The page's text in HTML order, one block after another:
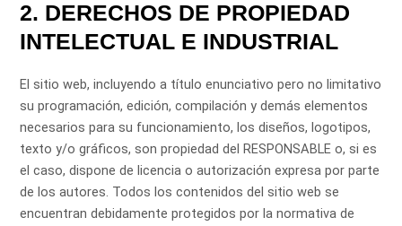
2. DERECHOS DE PROPIEDAD
INTELECTUAL E INDUSTRIAL
El sitio web, incluyendo a título enunciativo pero no limitativo
su programación, edición, compilación y demás elementos
necesarios para su funcionamiento, los diseños, logotipos,
texto y/o gráficos, son propiedad del RESPONSABLE o, si es
el caso, dispone de licencia o autorización expresa por parte
de los autores. Todos los contenidos del sitio web se
encuentran debidamente protegidos por la normativa de